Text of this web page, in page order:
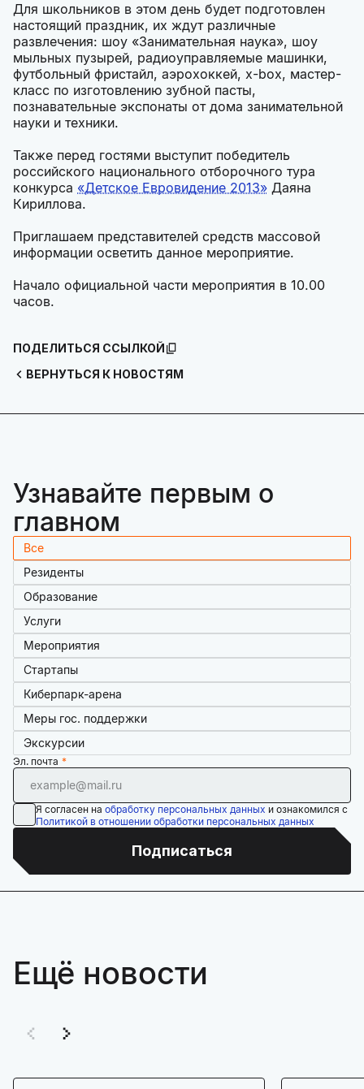
Для школьников в этом день будет подготовлен
настоящий праздник, их ждут различные
развлечения: шоу «Занимательная наука», шоу
мыльных пузырей, радиоуправляемые машинки,
футбольный фристайл, аэрохоккей, x-box, мастер-
класс по изготовлению зубной пасты,
познавательные экспонаты от дома занимательной
науки и техники.
Также перед гостями выступит победитель
российского национального отборочного тура
конкурса «Детское Евровидение 2013» Даяна
Кириллова.
Приглашаем представителей средств массовой
информации осветить данное мероприятие.
Начало официальной части мероприятия в 10.00
часов.
ВЕРНУТЬСЯ К НОВОСТЯМ
ПОДЕЛИТЬСЯ ССЫЛКОЙ
Узнавайте первым о
главном
Все
Резиденты
Образование
Услуги
Мероприятия
Стартапы
Киберпарк-арена
Меры гос. поддержки
Экскурсии
Эл. почта
Я согласен на обработку персональных данных и ознакомился с
Политикой в отношении обработки персональных данных
Подписаться
Ещё новости